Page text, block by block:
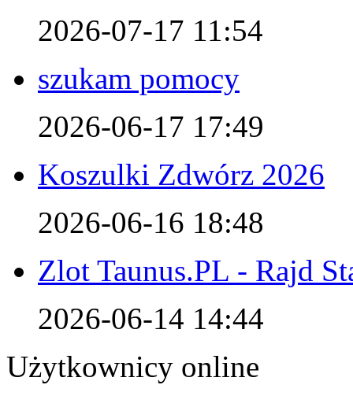
2026-07-17 11:54
szukam pomocy
2026-06-17 17:49
Koszulki Zdwórz 2026
2026-06-16 18:48
Zlot Taunus.PL - Rajd
2026-06-14 14:44
Użytkownicy online